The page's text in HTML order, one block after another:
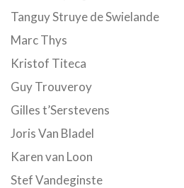
Tanguy Struye de Swielande
Marc Thys
Kristof Titeca
Guy Trouveroy
Gilles t’Serstevens
Joris Van Bladel
Karen van Loon
Stef Vandeginste